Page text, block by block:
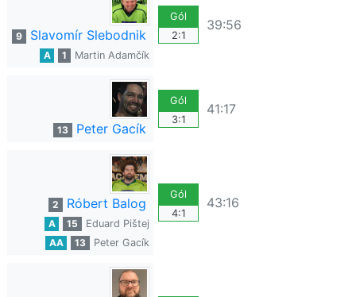
9 Slavomír Slebodnik
A 1 Martin Adamčík
Gól
2:1
39:56
13 Peter Gacík
Gól
3:1
41:17
2 Róbert Balog
A 15
Eduard Pištej
AA
13 Peter Gacík
Gól
4:1
43:16